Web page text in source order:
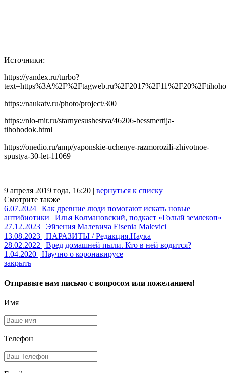
Источники:
https://yandex.ru/turbo?
https://naukatv.ru/photo/project/300
https://nlo-mir.ru/starnyesushestva/46206-bessmertija-
tihohodok.html
https://onedio.ru/amp/yaponskie-uchenye-razmorozili-zhivotnoe-
spustya-30-let-11069
9 апреля 2019 года, 16:20 | вернуться к списку
Смотрите также
6.07.2024 | Как древние люди помогают искать новые
антибиотики | Илья Колмановский, подкаст «Голый землекоп»
27.12.2023 | Эйзения Малевича Eisenia Malevici
13.08.2023 | ПАРАЗИТЫ / Редакция.Наука
28.02.2022 | Вред домашней пыли. Кто в ней водится?
1.04.2020 | Научно о коронавирусе
закрыть
Отправьте нам письмо с вопросом или пожеланием!
Имя
Телефон